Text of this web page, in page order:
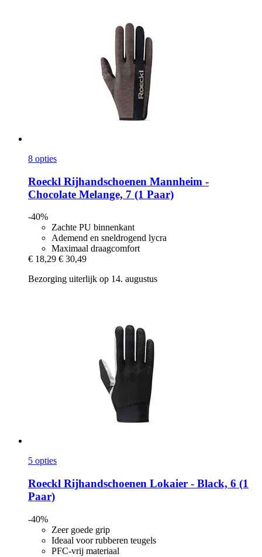
8 opties
Roeckl Rijhandschoenen Mannheim -​
Chocolate Melange, 7 (1 Paar)
-40%
Zachte PU binnenkant
Ademend en sneldrogend lycra
Maximaal draagcomfort
€ 18,29 € 30,49
Bezorging uiterlijk op 14. augustus
5 opties
Roeckl Rijhandschoenen Lokaier -​ Black, 6 (1
Paar)
-40%
Zeer goede grip
Ideaal voor rubberen teugels
PFC-vrij materiaal